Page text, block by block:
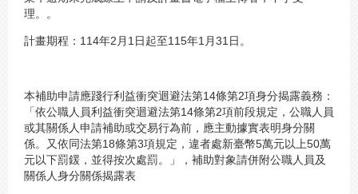
理。。
計畫期程：114年2月1日起至115年1月31日。
本補助申請應踐行利益衝突迴避法第14條第2項身分揭露義務：
「依公職人員利益衝突迴避法第14條第2項前段規定，公職人員
或其關係人申請補助或交易行為前，應主動據實表明身分關
係。又依同法第18條第3項規定，違者處新臺幣5萬元以上50萬
元以下罰鍰，並得按次處罰。」，補助對象請併附公職人員及
關係人身分關係揭露表